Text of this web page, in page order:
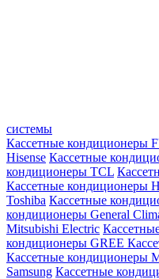
системы
Кассетные кондиционеры
Hisense Кассетные
кондиционеры TCL
Кассетные кондиционеры
Toshiba Кассетные
кондиционеры General
Mitsubishi Electric
кондиционеры GREE
Кассетные кондиционеры
Samsung Кассетные